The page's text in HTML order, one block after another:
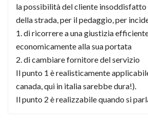
la possibilità del cliente insoddisfatto
della strada, per il pedaggio, per
1. di ricorrere a una giustizia
economicamente alla sua portata
2. di cambiare fornitore del servizio
Il punto 1 è realisticamente
canada, qui in italia sarebbe dura!).
Il punto 2 è realizzabile quando si